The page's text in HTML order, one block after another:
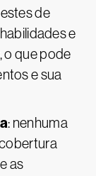
de
e
o que pode
e sua
: nenhuma
as